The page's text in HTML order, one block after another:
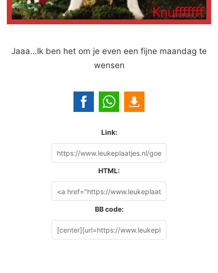
Jaaa…Ik ben het om je even een fijne maandag te
wensen
Link:
HTML:
BB code: